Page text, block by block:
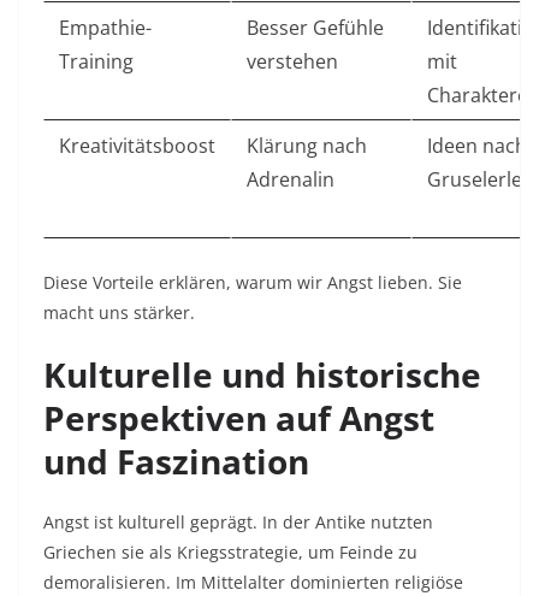
Empathie-
Training
Besser Gefühle
verstehen
mit
Kreativitätsboost
Klärung nach
Adrenalin
Ideen nach
Diese Vorteile erklären, warum wir Angst lieben. Sie
macht uns stärker.​
Kulturelle und historische
Perspektiven auf Angst
und Faszination
Angst ist kulturell geprägt. In der Antike nutzten
Griechen sie als Kriegsstrategie, um Feinde zu
demoralisieren. Im Mittelalter dominierten religiöse